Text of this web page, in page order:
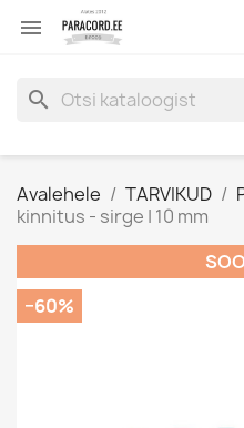

search
Avalehele TARVIKUD
kinnitus - sirge | 10 mm
−60%